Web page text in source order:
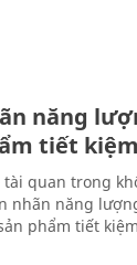
năng
tiết
quan trong
nhãn năng
phẩm tiết